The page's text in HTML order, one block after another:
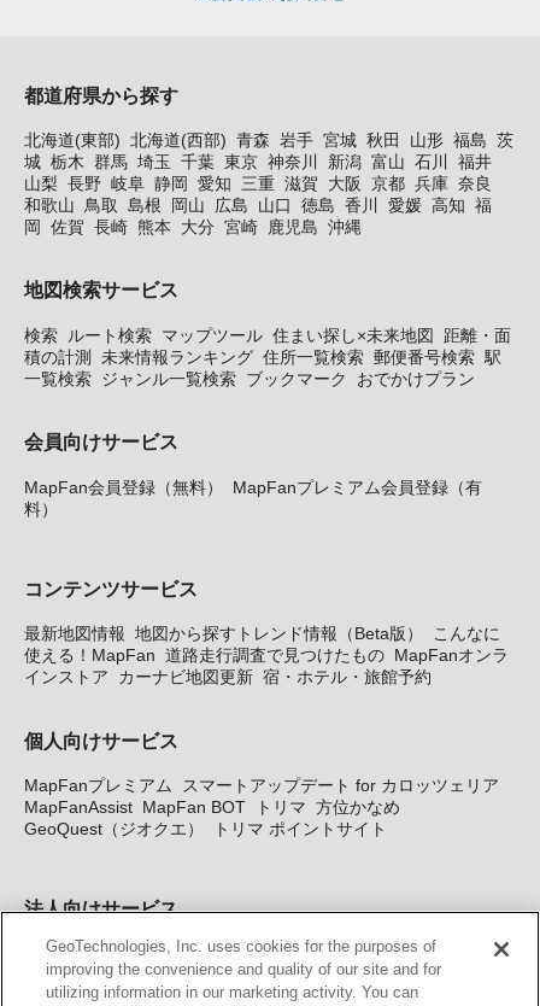
都道府県から探す
北海道(東部) 北海道(西部) 青森 岩手 宮城 秋田 山形 福島 茨
城 栃木 群馬 埼玉 千葉 東京 神奈川 新潟 富山 石川
福井
山梨 長野 岐阜 静岡 愛知 三重 滋賀 大阪 京都 兵庫 奈良
和歌山
鳥取 島根 岡山 広島 山口 徳島 香川 愛媛 高知 福
岡
佐賀 長崎 熊本 大分 宮崎 鹿児島 沖縄
地図検索サービス
検索 ルート検索 マップツール 住まい探し×未来地図
距離・面
積の計測
未来情報ランキング 住所一覧検索 郵便番号検索 駅
一覧検索 ジャンル一覧検索 ブックマーク おでかけプラン
会員向けサービス
MapFan会員登録（無料）
MapFanプレミアム会員登録（有
料）
コンテンツサービス
最新地図情報 地図から探すトレンド情報（Beta版）
こんなに
使える！MapFan 道路走行調査で見つけたもの MapFanオンラ
インストア
カーナビ地図更新 宿・ホテル・旅館予約
個人向けサービス
MapFanプレミアム
スマートアップデート for カロッツェリア
MapFanAssist MapFan BOT トリマ 方位かなめ
GeoQuest（ジオクエ）
トリマ ポイントサイト
法人向けサービス
法人向け地図・位置情報サービス WEBサイト・システム向け地
図API Windows PC向け地図開発キット MapFan DB 住所確認
サービス
MAP WORLD+ トリマ広告 Geo-Research
GeoTechnologies, Inc. uses cookies for the purposes of
improving the convenience and quality of our site and for
utilizing information in our marketing activity. You can